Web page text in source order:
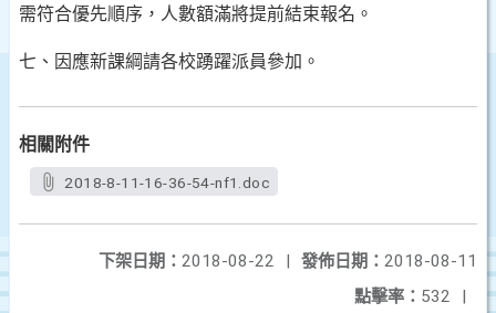
需符合優先順序，人數額滿將提前結束報名。
七、因應新課綱請各校踴躍派員參加。
相關附件
2018-8-11-16-36-54-nf1.doc
發佈日期： 2018-08-11
下架日期： 2018-08-22
|
點擊率： 532 |